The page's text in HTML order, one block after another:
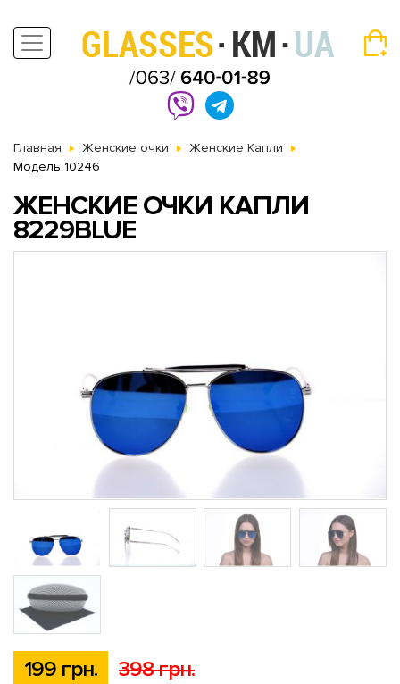
Главная Женские очки
Женские Капли
Модель 10246
ЖЕНСКИЕ ОЧКИ КАПЛИ
8229BLUE
199 грн. 398 грн.